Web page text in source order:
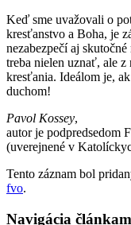
Keď sme uvažovali o
kresťanstvo a Boha, je
nezabezpečí aj
treba nielen uznať, ale
kresťania. Ideálom je,
duchom!
Pavol Kossey,
autor je podpredsedom
(uverejnené v
Tento záznam bol
fvo.
Navigácia